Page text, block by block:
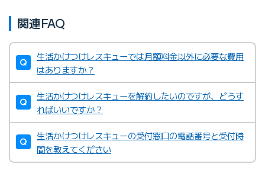
関連FAQ
生活かけつけレスキューでは月額料金以外に必要な費用
はありますか？
生活かけつけレスキューを解約したいのですが、どうす
ればいいですか？
生活かけつけレスキューの受付窓口の電話番号と受付時
間を教えてください